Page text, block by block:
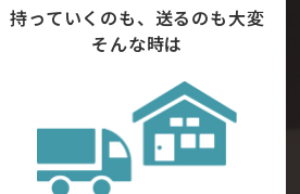
持っていくのも、送るのも大変
そんな時は